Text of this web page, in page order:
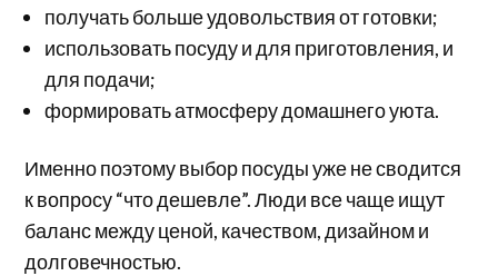
получать больше удовольствия от готовки;
использовать посуду и для приготовления, и
для подачи;
формировать атмосферу домашнего уюта.
Именно поэтому выбор посуды уже не сводится
к вопросу “что дешевле”. Люди все чаще ищут
баланс между ценой, качеством, дизайном и
долговечностью.